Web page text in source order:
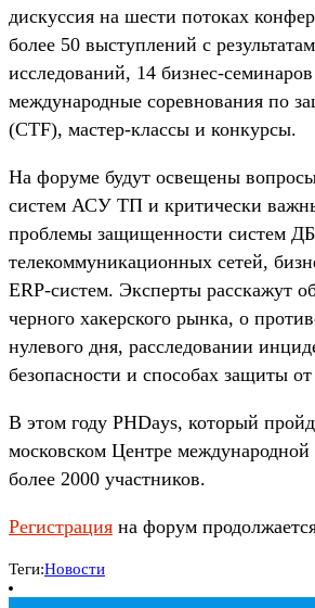
дискуссия на шести потоках
более 50 выступлений с
исследований, 14 бизнес-
международные соревнования по
(CTF), мастер-классы и конкурсы.
На форуме будут освещены
систем АСУ ТП и критически
проблемы защищенности систем
телекоммуникационных сетей,
ERP-систем. Эксперты расскажут
черного хакерского рынка, о
нулевого дня, расследовании
безопасности и способах защиты
В этом году PHDays, который
московском Центре международной
более 2000 участников.
Регистрация на форум
Теги:Новости